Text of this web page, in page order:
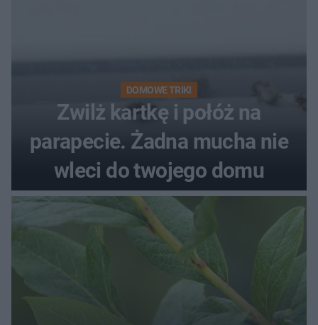
DOMOWE TRIKI
Zwilż kartkę i połóż na
parapecie. Żadna mucha nie
wleci do twojego domu